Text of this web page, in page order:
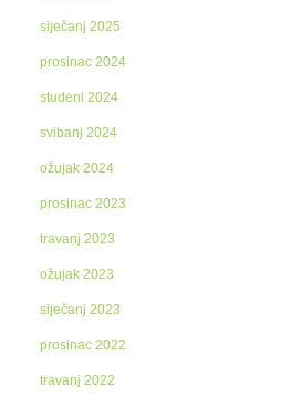
siječanj 2025
prosinac 2024
studeni 2024
svibanj 2024
ožujak 2024
prosinac 2023
travanj 2023
ožujak 2023
siječanj 2023
prosinac 2022
travanj 2022